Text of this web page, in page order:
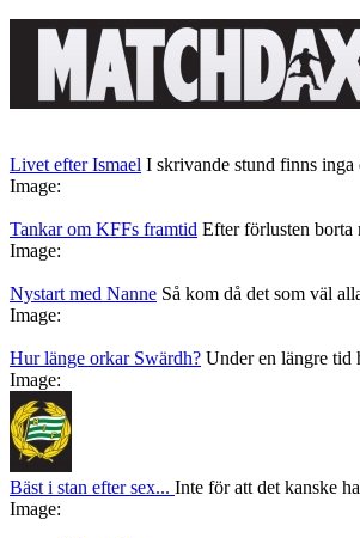
Livet efter Ismael I skrivande stund finns
Image:
Tankar om KFFs framtid Efter förlusten borta
Image:
Nystart med Nanne Så kom då det som väl
Image:
Hur länge orkar Swärdh? Under en längre tid
Image:
Bäst i stan efter sex... Inte för att det kanske
Image: